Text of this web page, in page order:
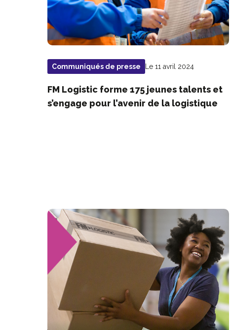
Communiqués de presse Le 11 avril 2024
FM Logistic forme 175 jeunes talents et
s’engage pour l’avenir de la logistique